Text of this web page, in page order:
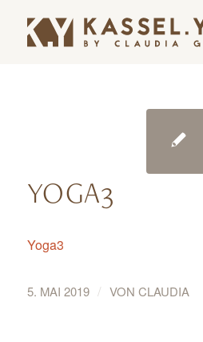
YOGA3
Yoga3
5. MAI 2019 / VON CLAUDIA